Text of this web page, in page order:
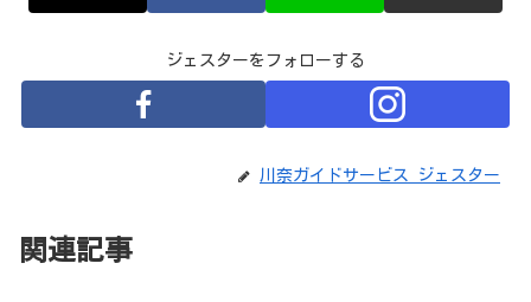
ジェスターをフォローする
川奈ガイドサービス ジェスター
関連記事